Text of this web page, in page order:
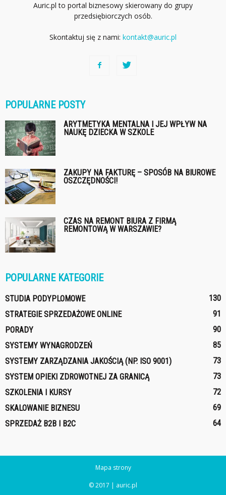
Auric.pl to portal biznesowy skierowany do grupy
przedsiębiorczych osób.
Skontaktuj się z nami: kontakt@auric.pl
POPULARNE POSTY
ARYTMETYKA MENTALNA I JEJ WPŁYW NA
NAUKĘ DZIECKA W SZKOLE
ZAKUPY NA FAKTURĘ – SPOSÓB NA BIUROWE
OSZCZĘDNOŚCI!
CZAS NA REMONT BIURA Z FIRMĄ
REMONTOWĄ W WARSZAWIE?
POPULARNE KATEGORIE
STUDIA PODYPLOMOWE
130
STRATEGIE SPRZEDAŻOWE ONLINE
91
PORADY
90
SYSTEMY WYNAGRODZEŃ
85
SYSTEMY ZARZĄDZANIA JAKOŚCIĄ (NP. ISO 9001)
73
SYSTEM OPIEKI ZDROWOTNEJ ZA GRANICĄ
73
SZKOLENIA I KURSY
72
SKALOWANIE BIZNESU
69
SPRZEDAŻ B2B I B2C
64
Mapa strony
© 2017 | auric.pl